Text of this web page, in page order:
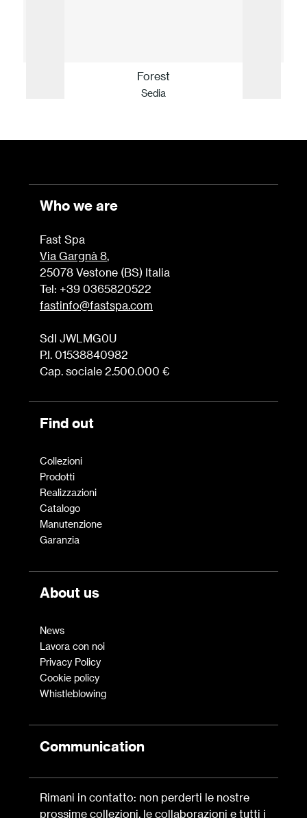
Forest
Sedia
Who we are
Fast Spa
Via Gargnà 8,
25078 Vestone (BS) Italia
Tel: +39 0365820522
fastinfo@fastspa.com
SdI JWLMG0U
P.I. 01538840982
Cap. sociale 2.500.000 €
Find out
Collezioni
Prodotti
Realizzazioni
Catalogo
Manutenzione
Garanzia
About us
News
Lavora con noi
Privacy Policy
Cookie policy
Whistleblowing
Communication
Rimani in contatto: non perderti le nostre
prossime collezioni, le collaborazioni e tutti i